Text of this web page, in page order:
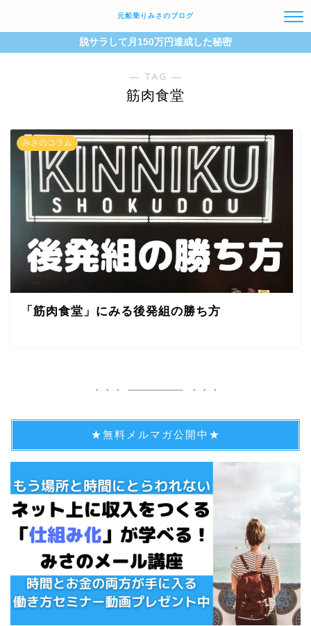
元船乗りみさのブログ
脱サラして月150万円達成した秘密
― TAG ―
筋肉食堂
みさのコラム
「筋肉食堂」にみる後発組の勝ち方
★無料メルマガ公開中★